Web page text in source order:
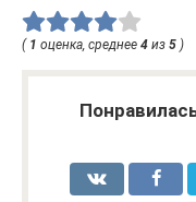
( 1 оценка, среднее 4 из 5 )